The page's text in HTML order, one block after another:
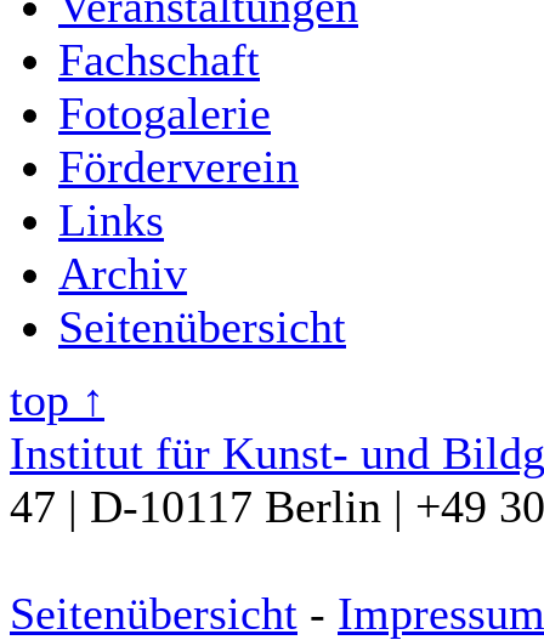
Fachschaft
Fotogalerie
Förderverein
Links
Archiv
Seitenübersicht
top ↑
Institut für Kunst- und
47 | D-10117 Berlin | +49
Seitenübersicht - Impressum